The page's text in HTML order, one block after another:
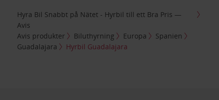
Hyra Bil Snabbt på Nätet - Hyrbil till ett Bra Pris —
Avis
Avis produkter
Biluthyrning Europa
Spanien
Guadalajara
Hyrbil Guadalajara